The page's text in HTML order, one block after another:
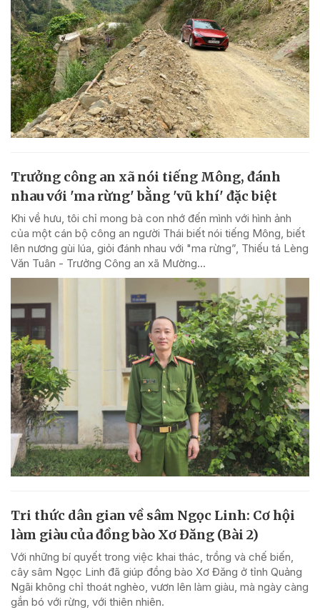
Trưởng công an xã nói tiếng Mông, đánh
nhau với 'ma rừng' bằng 'vũ khí' đặc biệt
Khi về hưu, tôi chỉ mong bà con nhớ đến mình với hình ảnh
của một cán bộ công an người Thái biết nói tiếng Mông, biết
lên nương gùi lúa, giỏi đánh nhau với "ma rừng”, Thiếu tá Lèng
Văn Tuân - Trưởng Công an xã Mường...
Tri thức dân gian về sâm Ngọc Linh: Cơ hội
làm giàu của đồng bào Xơ Đăng (Bài 2)
Với những bí quyết trong việc khai thác, trồng và chế biến,
cây sâm Ngọc Linh đã giúp đồng bào Xơ Đăng ở tỉnh Quảng
Ngãi không chỉ thoát nghèo, vươn lên làm giàu, mà ngày càng
gắn bó với rừng, với thiên nhiên.